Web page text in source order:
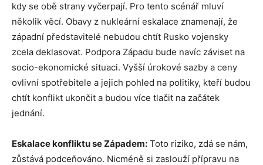
kdy se obě strany vyčerpají. Pro tento scénář mluví
několik věcí. Obavy z nukleární eskalace znamenají, že
západní představitelé nebudou chtít Rusko vojensky
zcela deklasovat. Podpora Západu bude navíc záviset na
socio-ekonomické situaci. Vyšší úrokové sazby a ceny
ovlivní spotřebitele a jejich pohled na politiky, kteří budou
chtít konflikt ukončit a budou více tlačit na začátek
jednání.
Eskalace konfliktu se Západem: Toto riziko, zdá se nám,
zůstává podceňováno. Nicméně si zaslouží přípravu na